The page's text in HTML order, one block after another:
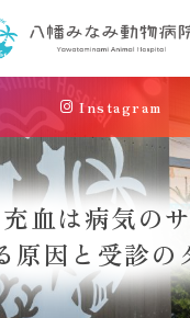
Instagram
血は病気の
原因と受診の